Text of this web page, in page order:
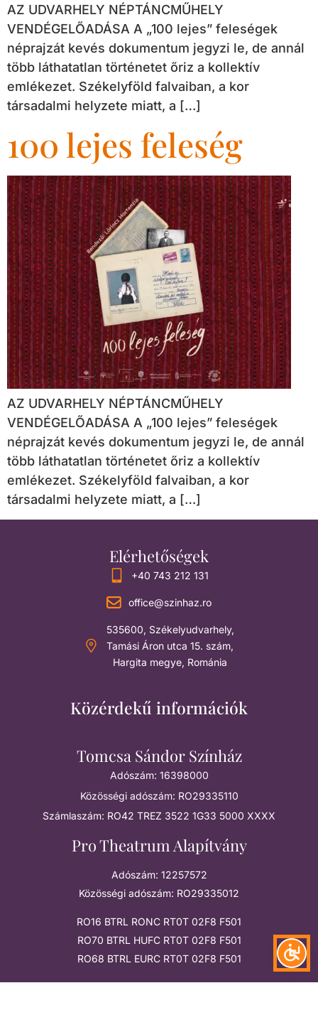
AZ UDVARHELY NÉPTÁNCMŰHELY
VENDÉGELŐADÁSA A „100 lejes” feleségek
néprajzát kevés dokumentum jegyzi le, de annál
több láthatatlan történetet őriz a kollektív
emlékezet. Székelyföld falvaiban, a kor
társadalmi helyzete miatt, a […]
100 lejes feleség
AZ UDVARHELY NÉPTÁNCMŰHELY
VENDÉGELŐADÁSA A „100 lejes” feleségek
néprajzát kevés dokumentum jegyzi le, de annál
több láthatatlan történetet őriz a kollektív
emlékezet. Székelyföld falvaiban, a kor
társadalmi helyzete miatt, a […]
Elérhetőségek
+40 743 212 131
office@szinhaz.ro
535600, Székelyudvarhely,
Tamási Áron utca 15. szám,
Hargita megye, Románia
Közérdekű információk
Tomcsa Sándor Színház
Adószám: 16398000
Közösségi adószám: RO29335110
Számlaszám: RO42 TREZ 3522 1G33 5000 XXXX
Pro Theatrum Alapítvány
Adószám: 12257572
Közösségi adószám: RO29335012
RO16 BTRL RONC RT0T 02F8 F501
RO70 BTRL HUFC RT0T 02F8 F501
RO68 BTRL EURC RT0T 02F8 F501